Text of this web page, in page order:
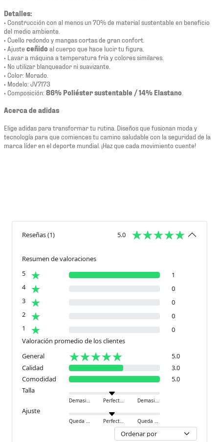
Detalles:
• Construcción con al menos un 70% de material sustentable en beneficio
del medio ambiente.
• Cuello redondo y mangas cortas de gran confort.
• Ajuste ceñido al cuerpo que hace lucir tu figura.
• Lavar a máquina a temperatura fría y colores similares.
• No utilizar blanqueador ni suavizante.
• Color: Morado.
• Modelo: JV7173
• Composición: 86% Poliéster sustentable / 14% Elastano
Acerca de adidas
Elige adidas para transformar tu rutina. Diseños que fusionan moda y
tecnología para que comiences tu camino saludable con la seguridad de la
marca líder en el deporte mundial. ¡Haz que cada movimiento cuente!
Reseñas(1) 5.0
Resumen de valoraciones
5
1
4
0
3
0
2
0
1
0
Valoración promedio de los clientes
General
5.0
Calidad
3.0
Comodidad
5.0
Talla
Demasiado pequeño Perfecto Demasiado grande
Ajuste
Queda ajustado Perfecto Queda holgado